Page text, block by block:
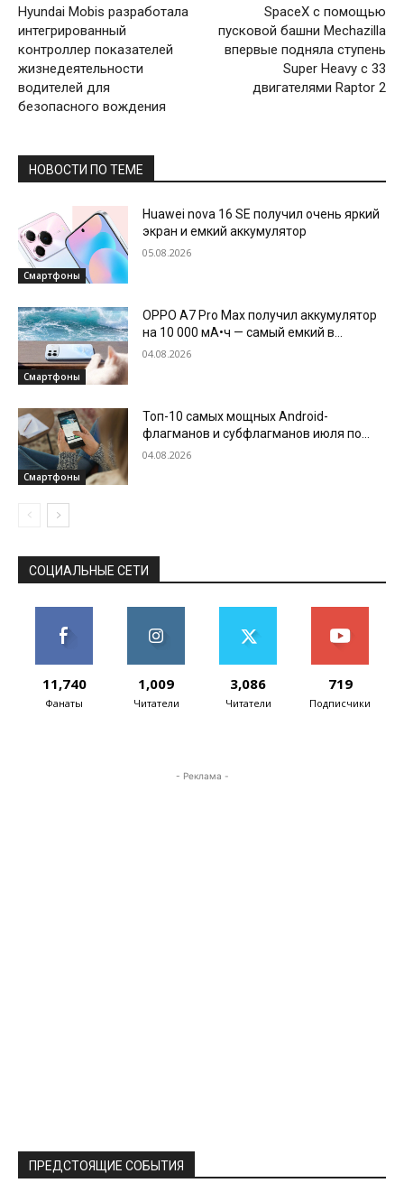
Hyundai Mobis разработала
интегрированный
контроллер показателей
жизнедеятельности
водителей для
безопасного вождения
SpaceX с помощью
пусковой башни Mechazilla
впервые подняла ступень
Super Heavy с 33
двигателями Raptor 2
НОВОСТИ ПО ТЕМЕ
Смартфоны
Huawei nova 16 SE получил очень яркий
экран и емкий аккумулятор
05.08.2026
Смартфоны
OPPO A7 Pro Max получил аккумулятор
на 10 000 мА•ч — самый емкий в
истории бренда
04.08.2026
Смартфоны
Топ-10 самых мощных Android-
флагманов и субфлагманов июля по
версии AnTuTu
04.08.2026
СОЦИАЛЬНЫЕ СЕТИ
11,740
Фанаты
1,009
Читатели
3,086
Читатели
719
Подписчики
- Реклама -
ПРЕДСТОЯЩИЕ СОБЫТИЯ